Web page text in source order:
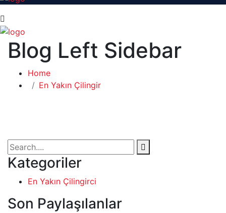
Blog Left Sidebar
Home
En Yakın Çilingir
Kategoriler
En Yakın Çilingirci
Son Paylaşılanlar